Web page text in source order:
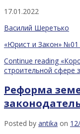
17.01.2022
Василий Шеретько
«Юрист и Закон» №01
Continue reading
строительной сфере
Реформа
Posted by antika on